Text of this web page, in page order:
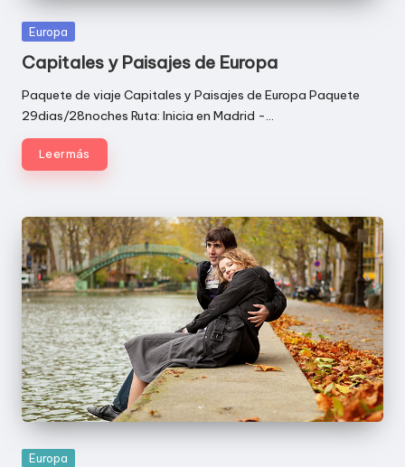
Publicada
Europa
Capitales y Paisajes de Europa
Paquete de viaje Capitales y Paisajes de Europa Paquete
29dias/28noches Ruta: Inicia en Madrid -…
Leer más
Publicada
Europa